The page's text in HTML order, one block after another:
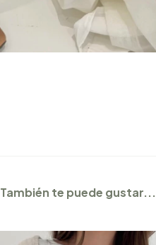
También te puede gustar...